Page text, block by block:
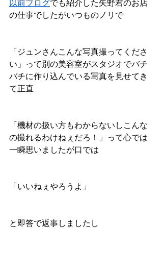
以前ブログでも紹介した矢野君のお店
の仕事でしたがいつものノリで
「ジュンさんこんな写真撮ってくださ
い」って別の美容室がスタジオでバチ
バチに作り込んでいる写真を見せてき
て正直
「機材の扱い方もわからないしこんな
の撮れるわけねぇだろ！」って心では
一瞬思いましたが口では
「いいねぇやろうよ」
と即答で返事しましたし